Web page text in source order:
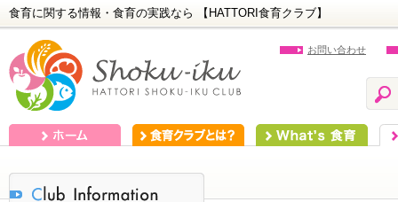
食育に関する情報・食育の実践なら 【HATTORI食育クラブ】
お問い合わせ